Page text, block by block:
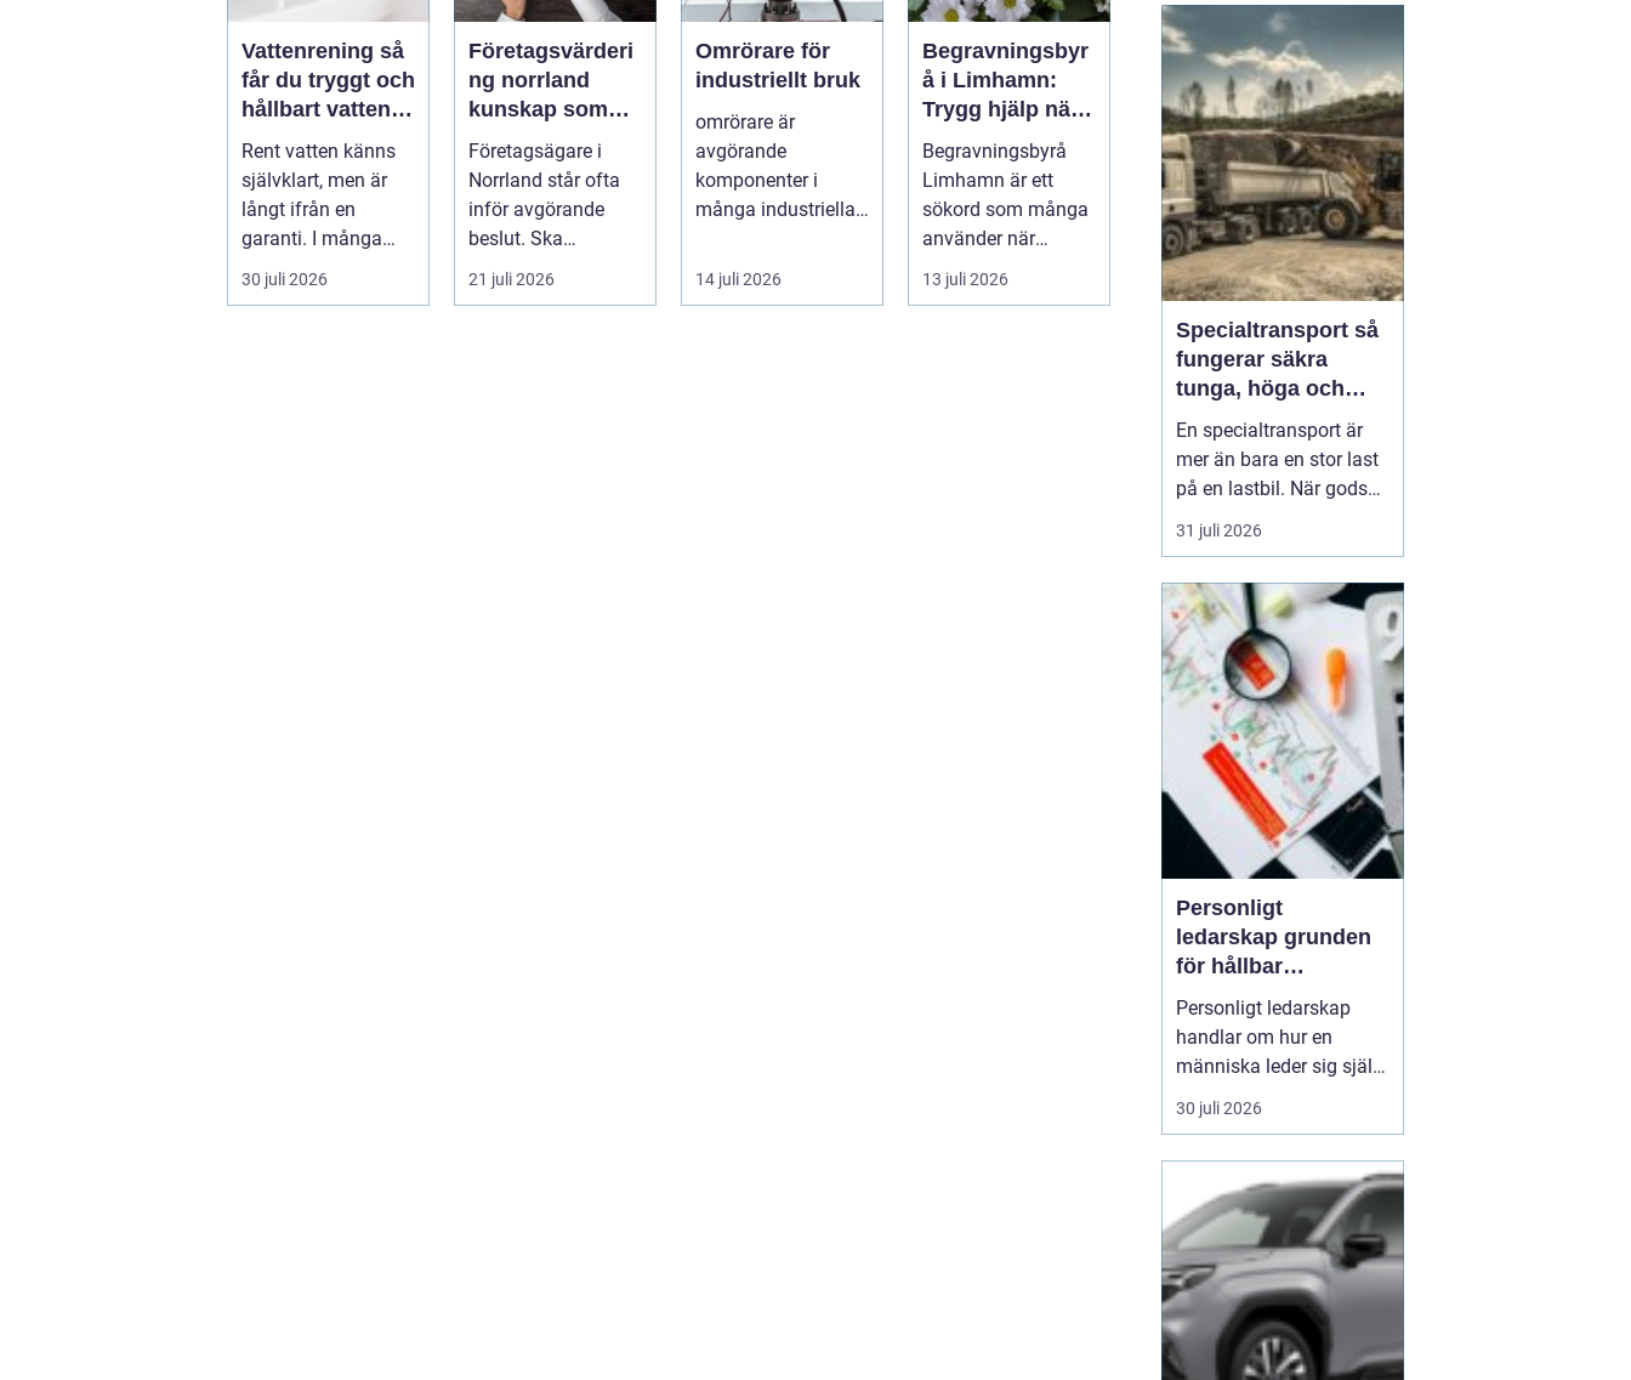
Vattenrening så
får du tryggt och
hållbart vatten i
vardagen
Rent vatten känns
självklart, men är
långt ifrån en
garanti. I många
svenska hem
innehåller kranvatt...
30 juli 2026
Företagsvärderi
ng norrland
kunskap som
skapar tryggare
affärer
Företagsägare i
Norrland står ofta
inför avgörande
beslut. Ska
företaget säljas,
generationsskiftas,..
21 juli 2026
Omrörare för
industriellt bruk
omrörare är
avgörande
komponenter i
många industriella
erbjuder en lösning
för att...
14 juli 2026
Begravningsbyr
å i Limhamn:
Trygg hjälp när
livet förändras
Begravningsbyrå
Limhamn är ett
sökord som många
använder när
sorgen ...
13 juli 2026
kombinera lång
hållbarhet, snygg finish
och minskad
miljöpåverkan. I en stad
med hårt klimat, mycket
slitage och höga krav på
kvalitet01 augusti 2026
Specialtransport så
fungerar säkra
tunga, höga och
breda transporter
En specialtransport är
mer än bara en stor last
på en lastbil. När gods
blir för tungt, för högt
eller för brett för vanliga
dispens, noggrann
planering och väl
inarbetade rutiner. Rätt
utförd blir transporten
både säker, laglig ...
31 juli 2026
Personligt
ledarskap grunden
för hållbar
utveckling och
verklig förändring
Personligt ledarskap
handlar om hur en
människa leder sig själv
i vardagen: i beslut,
relationer, konflikter och
ledare har god självinsikt
och tränar på att vara
närvarande i nuet,
påverkar det direkt
kulturen, samarbetet och
res...
30 juli 2026